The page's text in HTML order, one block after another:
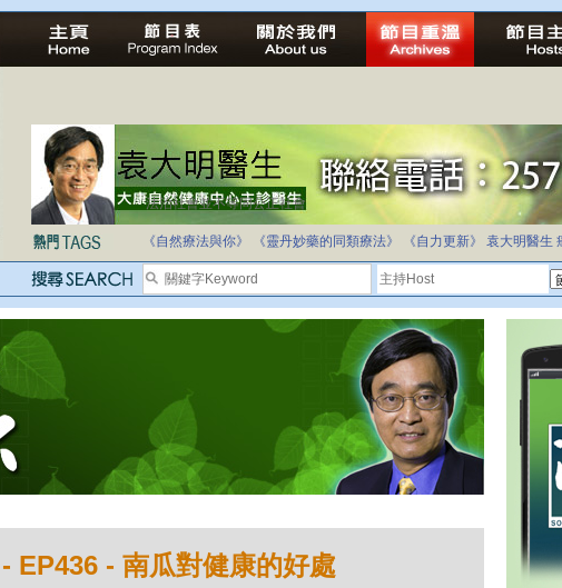
法治社會並不等同公正社會
自家教育合法化-推動多元化教育，全民學卷制
《自然療法與你》
《靈丹妙藥的同類療法》 《自力更新》 袁大明醫生
- EP436 - 南瓜對健康的好處